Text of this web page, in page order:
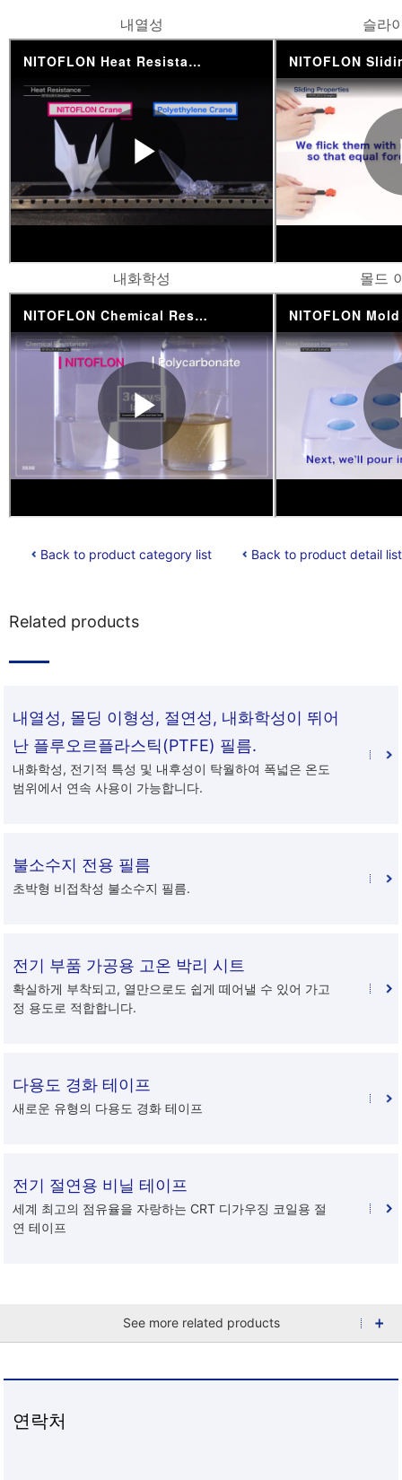
내열성 슬라
내화학성 몰드
Back to product category list Back to product detail list
Related products
내열성, 몰딩 이형성, 절연성, 내화학성이 뛰어
난 플루오르플라스틱(PTFE) 필름.
내화학성, 전기적 특성 및 내후성이 탁월하여 폭넓은 온도
범위에서 연속 사용이 가능합니다.
불소수지 전용 필름
초박형 비접착성 불소수지 필름.
전기 부품 가공용 고온 박리 시트
확실하게 부착되고, 열만으로도 쉽게 떼어낼 수 있어 가고
정 용도로 적합합니다.
다용도 경화 테이프
새로운 유형의 다용도 경화 테이프
전기 절연용 비닐 테이프
세계 최고의 점유율을 자랑하는 CRT 디가우징 코일용 절
연 테이프
See more related products
연락처